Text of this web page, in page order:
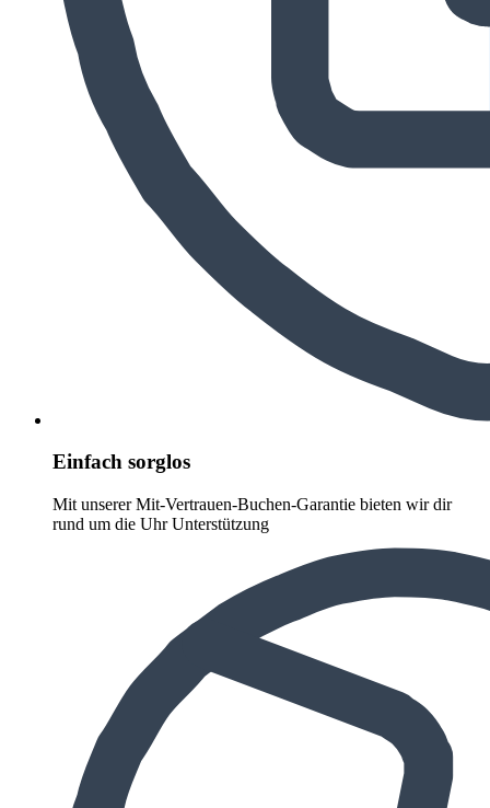
Einfach sorglos
Mit unserer Mit-Vertrauen-Buchen-Garantie bieten wir dir
rund um die Uhr Unterstützung